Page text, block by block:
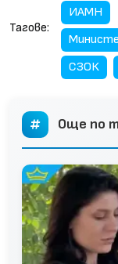
Тагове:
ИАМН
СЗОК
Още по